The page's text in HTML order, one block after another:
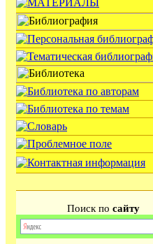
Поиск по сайту